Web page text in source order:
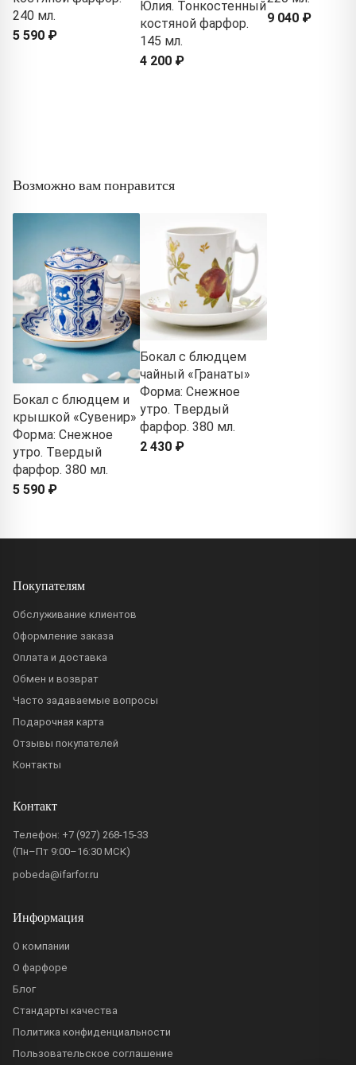
240 мл.
5 590 ₽
Юлия. Тонкостенный
костяной фарфор.
145 мл.
4 200 ₽
9 040 ₽
Возможно вам понравится
Бокал с блюдцем и
крышкой «Сувенир»
Форма: Снежное
утро. Твердый
фарфор. 380 мл.
5 590 ₽
Бокал с блюдцем
чайный «Гранаты»
Форма: Снежное
утро. Твердый
фарфор. 380 мл.
2 430 ₽
Покупателям
Обслуживание клиентов
Оформление заказа
Оплата и доставка
Обмен и возврат
Часто задаваемые вопросы
Подарочная карта
Отзывы покупателей
Контакты
Контакт
Телефон: +7 (927) 268-15-33
(Пн–Пт 9:00–16:30 МСК)
pobeda@ifarfor.ru
Информация
О компании
О фарфоре
Блог
Стандарты качества
Политика конфиденциальности
Пользовательское соглашение